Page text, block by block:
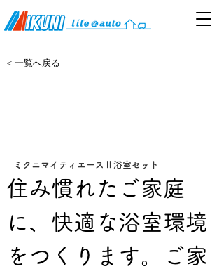
< 一覧へ戻る
ミクニマイティエースⅡ浴室セット
住み慣れたご家庭
に、快適な浴室環境
をつくります。ご家